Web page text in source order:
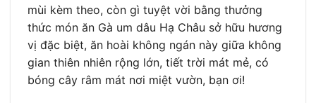
mùi kèm theo, còn gì tuyệt vời bằng thưởng
thức món ăn Gà um dâu Hạ Châu sở hữu hương
vị đặc biệt, ăn hoài không ngán này giữa không
gian thiên nhiên rộng lớn, tiết trời mát mẻ, có
bóng cây râm mát nơi miệt vườn, bạn ơi!